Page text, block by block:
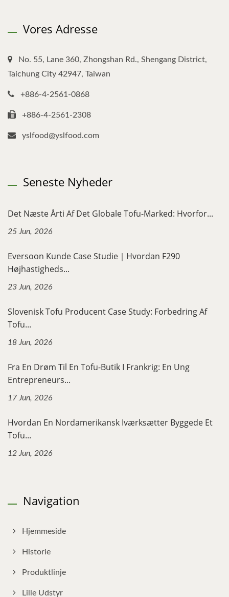
Vores Adresse
No. 55, Lane 360, Zhongshan Rd., Shengang District,
Taichung City 42947, Taiwan
+886-4-2561-0868
+886-4-2561-2308
yslfood@yslfood.com
Seneste Nyheder
Det Næste Årti Af Det Globale Tofu-Marked: Hvorfor...
25 Jun, 2026
Eversoon Kunde Case Studie｜Hvordan F290
Højhastigheds...
23 Jun, 2026
Slovenisk Tofu Producent Case Study: Forbedring Af
Tofu...
18 Jun, 2026
Fra En Drøm Til En Tofu-Butik I Frankrig: En Ung
Entrepreneurs...
17 Jun, 2026
Hvordan En Nordamerikansk Iværksætter Byggede Et
Tofu...
12 Jun, 2026
Navigation
Hjemmeside
Historie
Produktlinje
Lille Udstyr